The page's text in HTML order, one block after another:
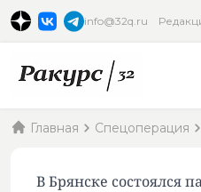
info@32q.ru
Главная Спецоперация
В Брянске состоялся